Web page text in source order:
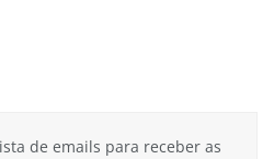
de emails para receber as